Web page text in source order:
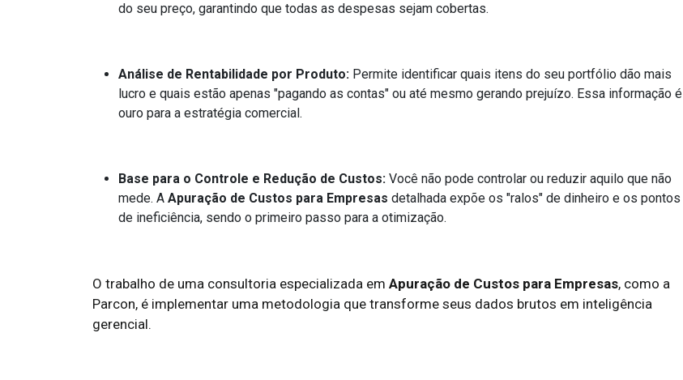
do seu preço, garantindo que todas as despesas sejam cobertas.
Análise de Rentabilidade por Produto: Permite identificar quais itens do seu portfólio dão mais
lucro e quais estão apenas "pagando as contas" ou até mesmo gerando prejuízo. Essa informação é
ouro para a estratégia comercial.
Base para o Controle e Redução de Custos: Você não pode controlar ou reduzir aquilo que não
mede. A Apuração de Custos para Empresas detalhada expõe os "ralos" de dinheiro e os pontos
de ineficiência, sendo o primeiro passo para a otimização.
O trabalho de uma consultoria especializada em Apuração de Custos para Empresas, como a
Parcon, é implementar uma metodologia que transforme seus dados brutos em inteligência
gerencial.